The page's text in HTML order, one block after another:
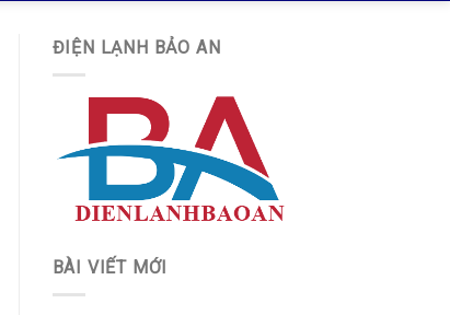
ĐIỆN LẠNH BẢO AN
BÀI VIẾT MỚI